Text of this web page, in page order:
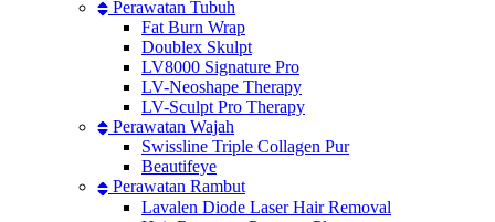
Perawatan Tubuh
Fat Burn Wrap
Doublex Skulpt
LV8000 Signature Pro
LV-Neoshape Therapy
LV-Sculpt Pro Therapy
Perawatan Wajah
Swissline Triple Collagen Pur
Beautifeye
Perawatan Rambut
Lavalen Diode Laser Hair Removal